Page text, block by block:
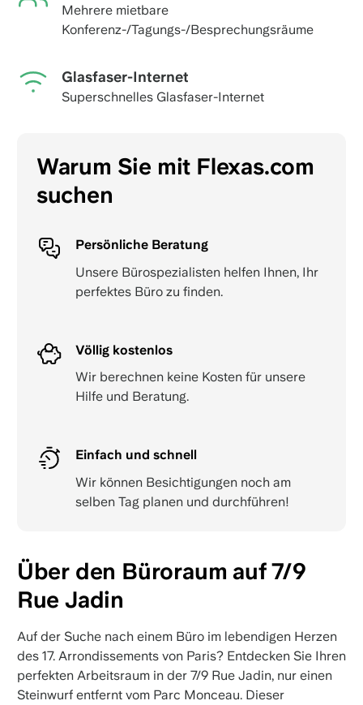
Mehrere mietbare
Konferenz-/Tagungs-/Besprechungsräume
Glasfaser-Internet
Superschnelles Glasfaser-Internet
Warum Sie mit Flexas.com
suchen
Persönliche Beratung
Unsere Bürospezialisten helfen Ihnen, Ihr
perfektes Büro zu finden.
Völlig kostenlos
Wir berechnen keine Kosten für unsere
Hilfe und Beratung.
Einfach und schnell
Wir können Besichtigungen noch am
selben Tag planen und durchführen!
Über den Büroraum auf 7/9
Rue Jadin
Auf der Suche nach einem Büro im lebendigen Herzen
des 17. Arrondissements von Paris? Entdecken Sie Ihren
perfekten Arbeitsraum in der 7/9 Rue Jadin, nur einen
Steinwurf entfernt vom Parc Monceau. Dieser